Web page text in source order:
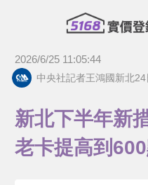
2026/6/25 11:05:44
中央社記者王鴻國新北24
新北下半年新
老卡提高到